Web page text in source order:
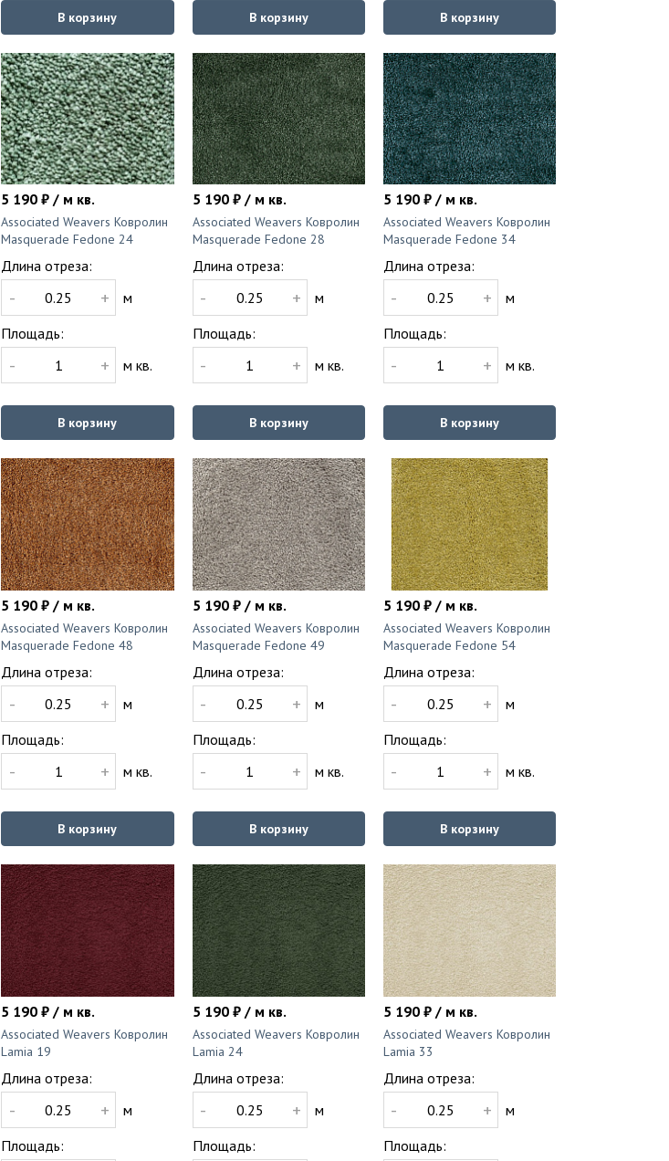
В корзину В корзину В корзину
5 190 ₽ / м кв.
Associated Weavers Ковролин
Masquerade Fedone 24
Длина отреза:
- +
м
Площадь:
- + м кв.
В корзину
5 190 ₽ / м кв.
Associated Weavers Ковролин
Masquerade Fedone 28
Длина отреза:
- +
м
Площадь:
- + м кв.
В корзину
5 190 ₽ / м кв.
Associated Weavers Ковролин
Masquerade Fedone 34
Длина отреза:
- +
м
Площадь:
- + м кв.
В корзину
5 190 ₽ / м кв.
Associated Weavers Ковролин
Masquerade Fedone 48
Длина отреза:
- +
м
Площадь:
- + м кв.
В корзину
5 190 ₽ / м кв.
Associated Weavers Ковролин
Masquerade Fedone 49
Длина отреза:
- +
м
Площадь:
- + м кв.
В корзину
5 190 ₽ / м кв.
Associated Weavers Ковролин
Masquerade Fedone 54
Длина отреза:
- +
м
Площадь:
- + м кв.
В корзину
5 190 ₽ / м кв.
Associated Weavers Ковролин
Lamia 19
Длина отреза:
- +
м
Площадь:
5 190 ₽ / м кв.
Associated Weavers Ковролин
Lamia 24
Длина отреза:
- +
м
Площадь:
5 190 ₽ / м кв.
Associated Weavers Ковролин
Lamia 33
Длина отреза:
- +
м
Площадь: